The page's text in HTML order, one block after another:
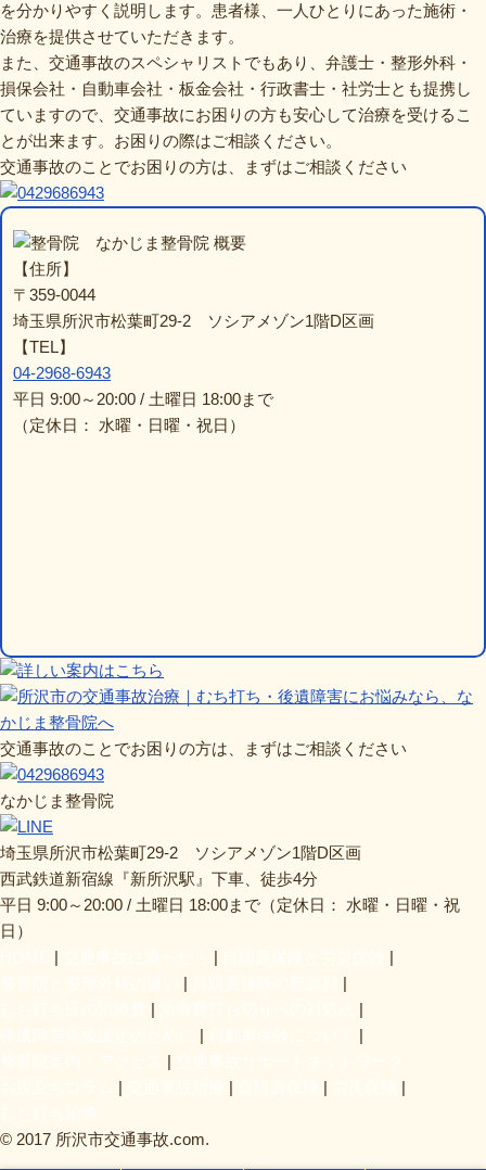
を分かりやすく説明します。患者様、一人ひとりにあった施術・
治療を提供させていただきます。
また、交通事故のスペシャリストでもあり、弁護士・整形外科・
損保会社・自動車会社・板金会社・行政書士・社労士とも提携し
ていますので、交通事故にお困りの方も安心して治療を受けるこ
とが出来ます。お困りの際はご相談ください。
交通事故のことでお困りの方は、まずはご相談ください
なかじま整骨院 概要
【住所】
〒359-0044
埼玉県所沢市松葉町29-2 ソシアメゾン1階D区画
【TEL】
04-2968-6943
平日 9:00～20:00 / 土曜日 18:00まで
（定休日： 水曜・日曜・祝日）
交通事故のことでお困りの方は、まずはご相談ください
なかじま整骨院
埼玉県所沢市松葉町29-2 ソシアメゾン1階D区画
西武鉄道新宿線『新所沢駅』下車、徒歩4分
平日 9:00～20:00 / 土曜日 18:00まで（定休日： 水曜・日曜・祝
日）
© 2017 所沢市交通事故.com.